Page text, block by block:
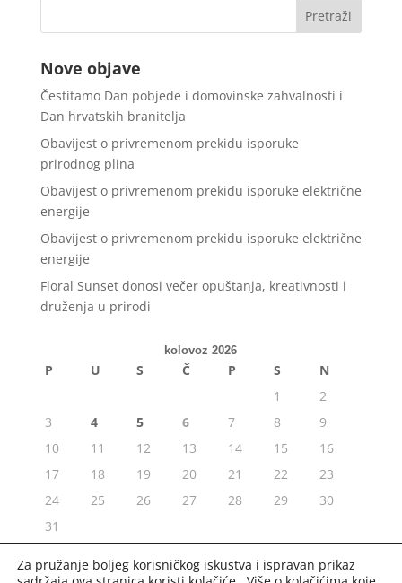
Nove objave
Čestitamo Dan pobjede i domovinske zahvalnosti i
Dan hrvatskih branitelja
Obavijest o privremenom prekidu isporuke
prirodnog plina
Obavijest o privremenom prekidu isporuke električne
energije
Obavijest o privremenom prekidu isporuke električne
energije
Floral Sunset donosi večer opuštanja, kreativnosti i
druženja u prirodi
kolovoz 2026
P U S Č P S
N
1
2
3
4 5 6 7 8
9
10
11 12 13 14 15
16
17
18 19 20 21 22
23
24
25 26 27 28 29
30
31
« srp
Za pružanje boljeg korisničkog iskustva i ispravan prikaz